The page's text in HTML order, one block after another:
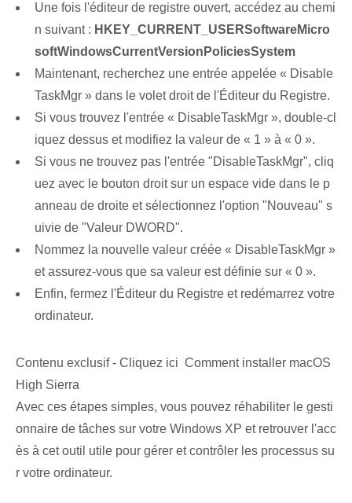
Une fois l'éditeur de registre ouvert, accédez au chemi
n suivant : HKEY_CURRENT_USERSoftwareMicro
softWindowsCurrentVersionPoliciesSystem
Maintenant, recherchez une entrée appelée « Disable
TaskMgr » dans le volet droit de l'Éditeur du Registre.
Si vous trouvez l'entrée « DisableTaskMgr », double-cl
iquez dessus et modifiez la valeur de « 1 » à « 0 ».
Si vous ne trouvez pas l'entrée "DisableTaskMgr", cliq
uez avec le bouton droit sur un espace vide dans le p
anneau de droite et sélectionnez l'option "Nouveau" s
uivie de "Valeur DWORD".
Nommez la nouvelle valeur créée « DisableTaskMgr »
et assurez-vous que sa valeur est définie sur « 0 ».
Enfin, fermez l'Éditeur du Registre⁢ et ‌redémarrez votre‌
ordinateur.
Contenu exclusif - Cliquez ici Comment installer macOS
High Sierra
Avec ces étapes simples, vous pouvez réhabiliter le gesti
onnaire de tâches sur votre Windows XP et retrouver l'acc
ès à cet outil utile pour gérer et contrôler les processus su
r votre ordinateur.